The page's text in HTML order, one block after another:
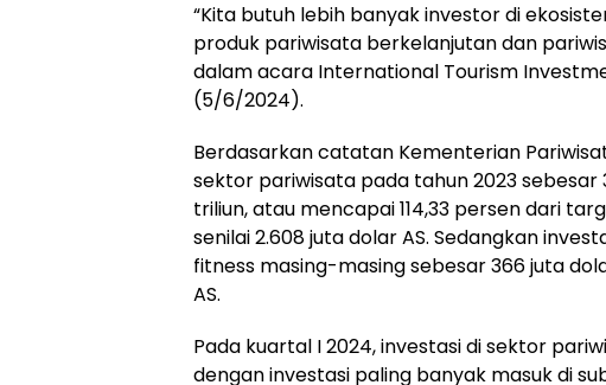
“Kita butuh lebih banyak investor di
produk pariwisata berkelanjutan dan
dalam acara International Tourism
(5/6/2024).
Berdasarkan catatan Kementerian
sektor pariwisata pada tahun 2023 sebesar
triliun, atau mencapai 114,33 persen dari
senilai 2.608 juta dolar AS. Sedangkan
fitness masing-masing sebesar 366 juta
AS.
Pada kuartal I 2024, investasi di sektor
dengan investasi paling banyak masuk di